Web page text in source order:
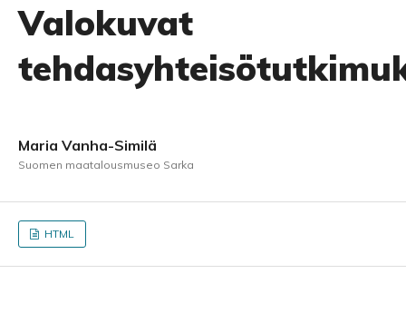
Valokuvat
Maria Vanha-Similä
Suomen maatalousmuseo Sarka
HTML